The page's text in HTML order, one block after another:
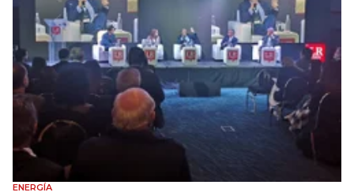
ENERGÍA